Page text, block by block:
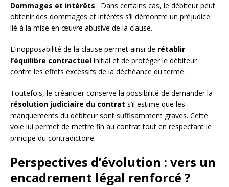
Dommages et intérêts : Dans certains cas, le débiteur peut
obtenir des dommages et intérêts s’il démontre un préjudice
lié à la mise en œuvre abusive de la clause.
L’inopposabilité de la clause permet ainsi de rétablir
l’équilibre contractuel initial et de protéger le débiteur
contre les effets excessifs de la déchéance du terme.
Toutefois, le créancier conserve la possibilité de demander la
résolution judiciaire du contrat s’il estime que les
manquements du débiteur sont suffisamment graves. Cette
voie lui permet de mettre fin au contrat tout en respectant le
principe du contradictoire.
Perspectives d’évolution : vers un
encadrement légal renforcé ?